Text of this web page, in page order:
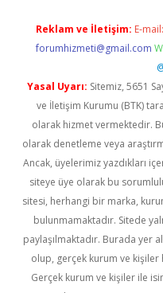
Reklam ve İletişim: E-mail:
forumhizmeti@gmail.com
Yasal Uyarı: Sitemiz, 5651
ve İletişim Kurumu (BTK)
olarak hizmet vermektedir.
olarak denetleme veya
Ancak, üyelerimiz yazdıkları
siteye üye olarak bu
sitesi, herhangi bir marka,
bulunmamaktadır. Sitede
paylaşılmaktadır. Burada yer
olup, gerçek kurum ve kişiler
Gerçek kurum ve kişiler ile